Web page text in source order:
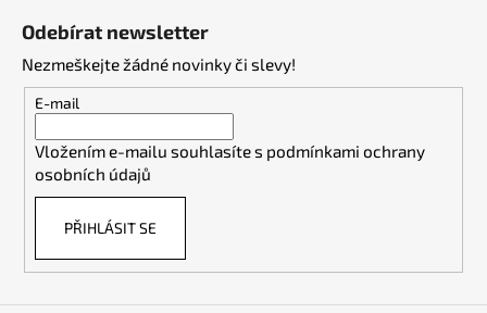
Odebírat newsletter
Nezmeškejte žádné novinky či slevy!
E-mail
Vložením e-mailu souhlasíte s podmínkami ochrany
osobních údajů
PŘIHLÁSIT SE